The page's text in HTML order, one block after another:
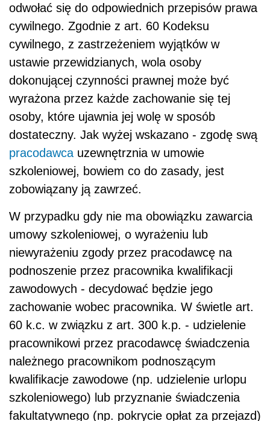
odwołać się do odpowiednich przepisów prawa
cywilnego. Zgodnie z art. 60 Kodeksu
cywilnego, z zastrzeżeniem wyjątków w
ustawie przewidzianych, wola osoby
dokonującej czynności prawnej może być
wyrażona przez każde zachowanie się tej
osoby, które ujawnia jej wolę w sposób
dostateczny. Jak wyżej wskazano - zgodę swą
pracodawcauzewnętrznia w umowie
szkoleniowej, bowiem co do zasady, jest
zobowiązany ją zawrzeć.
W przypadku gdy nie ma obowiązku zawarcia
umowy szkoleniowej, o wyrażeniu lub
niewyrażeniu zgody przez pracodawcę na
podnoszenie przez pracownika kwalifikacji
zawodowych - decydować będzie jego
zachowanie wobec pracownika. W świetle art.
60 k.c. w związku z art. 300 k.p. - udzielenie
pracownikowi przez pracodawcę świadczenia
należnego pracownikom podnoszącym
kwalifikacje zawodowe (np. udzielenie urlopu
szkoleniowego) lub przyznanie świadczenia
fakultatywnego (np. pokrycie opłat za przejazd)